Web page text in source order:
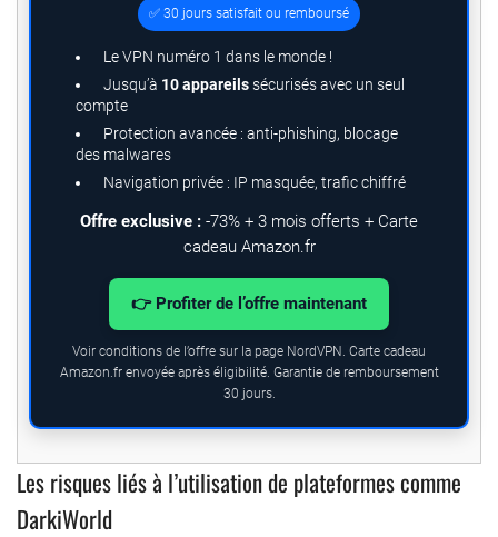
✅ 30 jours satisfait ou remboursé
Le VPN numéro 1 dans le monde !
Jusqu’à 10 appareilssécurisés avec un seul
compte
Protection avancée : anti-phishing, blocage
des malwares
Navigation privée : IP masquée, trafic chiffré
Offre exclusive : -73% + 3 mois offerts + Carte
cadeau Amazon.fr
👉 Profiter de l’offre maintenant
Voir conditions de l’offre sur la page NordVPN. Carte cadeau
Amazon.fr envoyée après éligibilité. Garantie de remboursement
30 jours.
Les risques liés à l’utilisation de plateformes comme
DarkiWorld